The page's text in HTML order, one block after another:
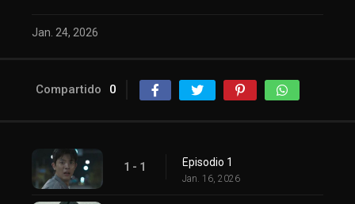
Jan. 24, 2026
Compartido 0
1 - 1 Episodio 1
Jan. 16, 2026